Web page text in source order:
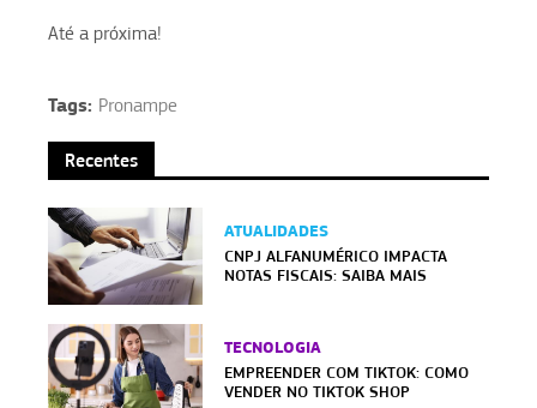
Até a próxima!
Tags: Pronampe
Recentes
ATUALIDADES
CNPJ ALFANUMÉRICO IMPACTA
NOTAS FISCAIS: SAIBA MAIS
TECNOLOGIA
EMPREENDER COM TIKTOK: COMO
VENDER NO TIKTOK SHOP